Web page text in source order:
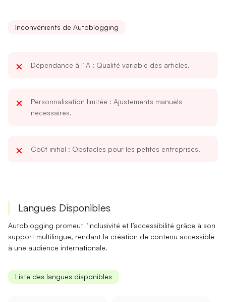
Inconvénients de Autoblogging
Dépendance à l’IA : Qualité variable des articles.
Personnalisation limitée : Ajustements manuels
nécessaires.
Coût initial : Obstacles pour les petites entreprises.
Langues Disponibles
Autoblogging promeut l’inclusivité et l’accessibilité grâce à son
support multilingue, rendant la création de contenu accessible
à une audience internationale.
Liste des langues disponibles